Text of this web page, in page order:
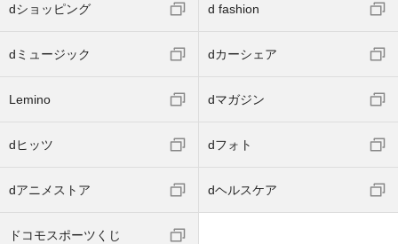
dショッピング d fashion
dミュージック dカーシェア
Lemino dマガジン
dヒッツ dフォト
dアニメストア dヘルスケア
ドコモスポーツくじ